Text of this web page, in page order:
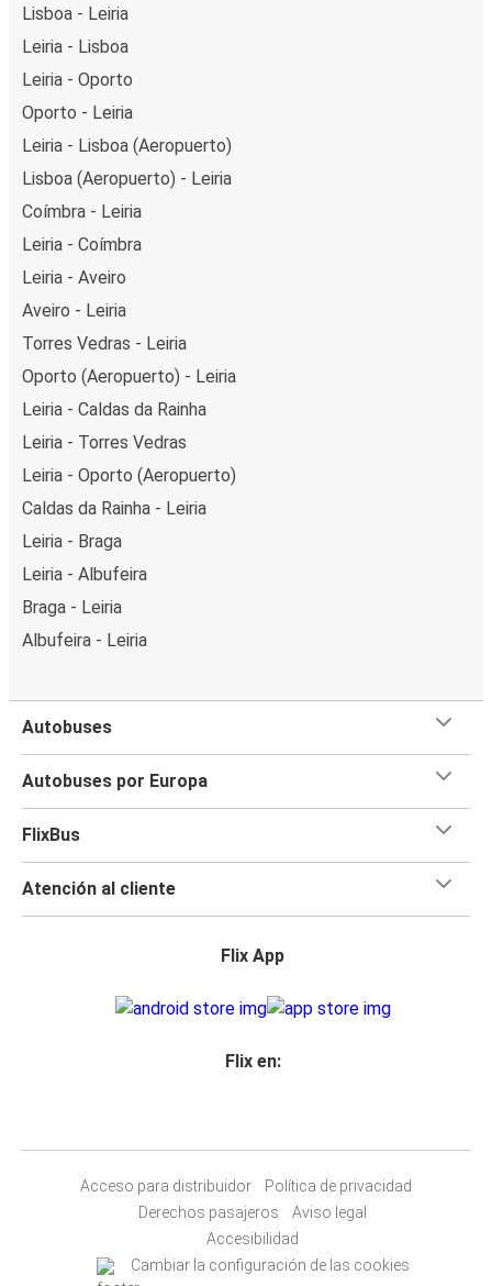
Lisboa - Leiria
Leiria - Lisboa
Leiria - Oporto
Oporto - Leiria
Leiria - Lisboa (Aeropuerto)
Lisboa (Aeropuerto) - Leiria
Coímbra - Leiria
Leiria - Coímbra
Leiria - Aveiro
Aveiro - Leiria
Torres Vedras - Leiria
Oporto (Aeropuerto) - Leiria
Leiria - Caldas da Rainha
Leiria - Torres Vedras
Leiria - Oporto (Aeropuerto)
Caldas da Rainha - Leiria
Leiria - Braga
Leiria - Albufeira
Braga - Leiria
Albufeira - Leiria
Autobuses
Autobuses por Europa
FlixBus
Atención al cliente
Flix App
Flix en:
Acceso para distribuidor
Política de privacidad
Derechos pasajeros
Aviso legal
Accesibilidad
Cambiar la configuración de las cookies